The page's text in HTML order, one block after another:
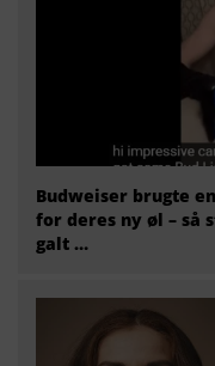
Budweiser brugte
for deres ny øl – så
galt …